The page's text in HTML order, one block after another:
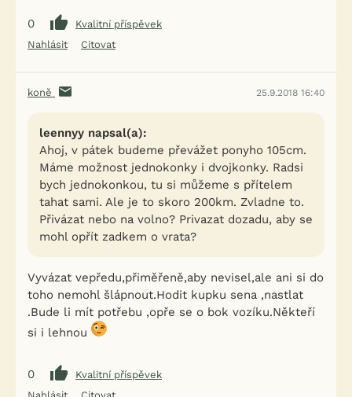
0
Kvalitní příspěvek
Nahlásit
Citovat
koně 25.9.2018 16:40
leennyy napsal(a):
Ahoj, v pátek budeme převážet ponyho 105cm.
Máme možnost jednokonky i dvojkonky. Radsi
bych jednokonkou, tu si můžeme s přítelem
tahat sami. Ale je to skoro 200km. Zvladne to.
Přivázat nebo na volno? Privazat dozadu, aby se
mohl opřít zadkem o vrata?
Vyvázat vepředu,přiměřeně,aby nevisel,ale ani si do
toho nemohl šlápnout.Hodit kupku sena ,nastlat
.Bude li mít potřebu ,opře se o bok vozíku.Někteří
si i lehnou
0
Kvalitní příspěvek